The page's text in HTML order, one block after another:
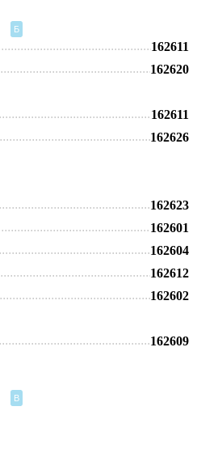
Б
162611
162620
162611
162626
162623
162601
162604
162612
162602
162609
В